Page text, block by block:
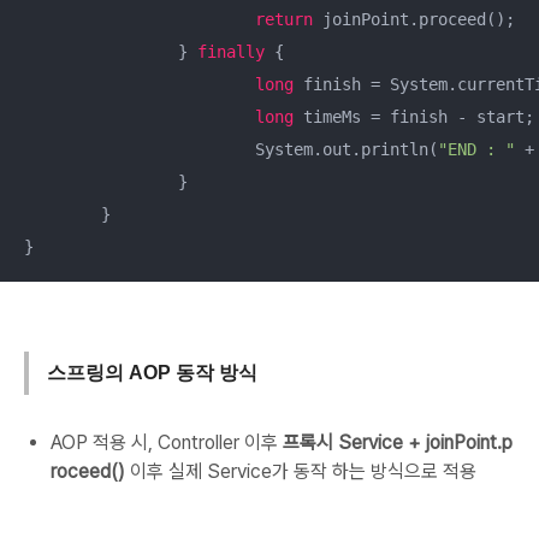
return joinPoint.proceed();
		}
finally {
long finish =
long timeMs = finish - start;
			System.out.println(
"END : "
}
스프링의 AOP 동작 방식
AOP 적용 시, Controller 이후 프록시 Service + joinPoint.p
roceed() 이후 실제 Service가 동작 하는 방식으로 적용